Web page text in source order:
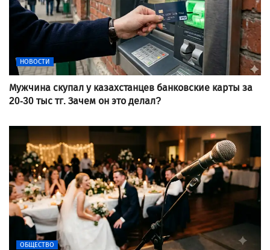
НОВОСТИ
Мужчина скупал у казахстанцев банковские карты за
20-30 тыс тг. Зачем он это делал?
ОБЩЕСТВО